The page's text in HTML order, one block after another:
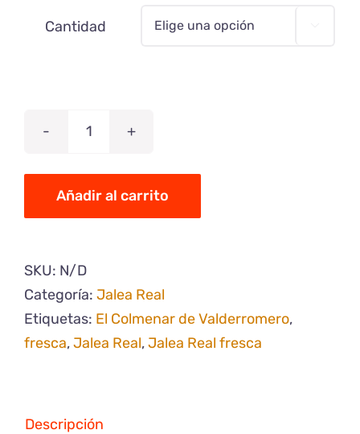
Cantidad
Fresca
cantidad
Añadir al carrito
SKU: N/D
Categoría: Jalea Real
Etiquetas: El Colmenar de Valderromero,
fresca,Jalea Real,Jalea Real fresca
Descripción